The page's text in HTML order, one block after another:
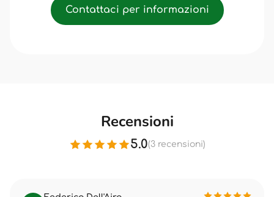
Contattaci per informazioni
Recensioni
5.0(3 recensioni)